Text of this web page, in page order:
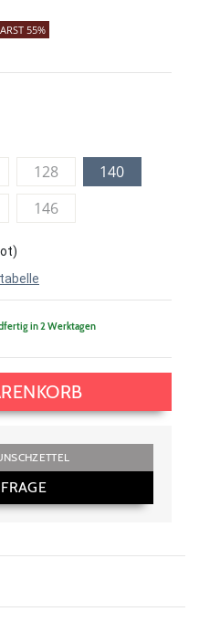
55%
128
140
146
in 2 Werktagen